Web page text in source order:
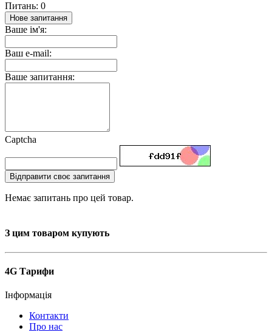
Питань: 0
Нове запитання
Ваше ім'я:
Ваш e-mail:
Ваше запитання:
Captcha
Відправити своє запитання
Немає запитань про цей товар.
З цим товаром купують
4G Тарифи
Інформація
Контакти
Про нас